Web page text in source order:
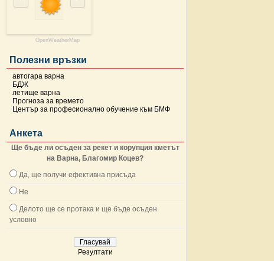
OpenWeatherMap
Полезни връзки
автогара варна
БДЖ
летище варна
Прогноза за времето
Център за професионално обучение към БМФ
Анкета
Ще бъде ли осъден за рекет и корупция кметът
на Варна, Благомир Коцев?
Да, ще получи ефективна присъда
Не
Делото ще се протака и ще бъде осъден
условно
Резултати